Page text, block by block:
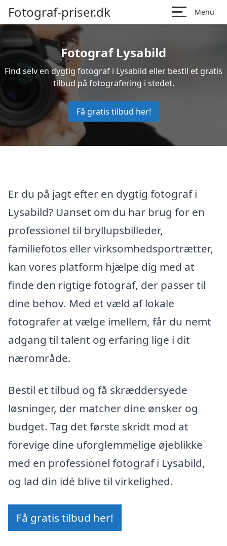
Fotograf-priser.dk Menu
Fotograf Lysabild
Find selv en dygtig fotograf i Lysabild eller bestil et gratis
tilbud på fotografering i stedet.
Få gratis tilbud her!
Er du på jagt efter en dygtig fotograf i
Lysabild? Uanset om du har brug for en
professionel til bryllupsbilleder,
familiefotos eller virksomhedsportrætter,
kan vores platform hjælpe dig med at
finde den rigtige fotograf, der passer til
dine behov. Med et væld af lokale
fotografer at vælge imellem, får du nemt
adgang til talent og erfaring lige i dit
nærområde.
Bestil et tilbud og få skræddersyede
løsninger, der matcher dine ønsker og
budget. Tag det første skridt mod at
forevige dine uforglemmelige øjeblikke
med en professionel fotograf i Lysabild,
og lad din idé blive til virkelighed.
Få gratis tilbud her!